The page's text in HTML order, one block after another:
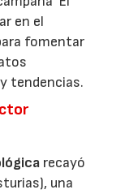
en el
fomentar
tendencias.
recayó
una